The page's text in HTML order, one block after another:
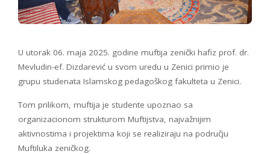
U utorak 06. maja 2025. godine muftija zenički hafiz prof. dr.
Mevludin-ef. Dizdarević u svom uredu u Zenici primio je
grupu studenata Islamskog pedagoškog fakulteta u Zenici.
Tom prilikom, muftija je studente upoznao sa
organizacionom strukturom Muftijstva, najvažnijim
aktivnostima i projektima koji se realiziraju na području
Muftiluka zeničkog.